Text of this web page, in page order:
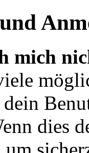
mich
dein
dies